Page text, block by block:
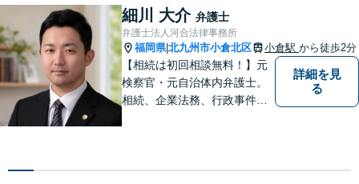
りの声を大切にし、適切な解
決方法をご提案いたします。
細川 大介 弁護士
弁護士法人河合法律事務所
福岡県|北九州市小倉北区 小倉駅 から徒歩2分
【相続は初回相談無料！】元
検察官・元自治体内弁護士。
相続、企業法務、行政事件、
詳細を見
る